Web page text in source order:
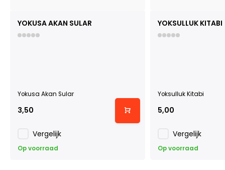
YOKUSA AKAN SULAR
Yokusa Akan Sular
3,50
Vergelijk
Op voorraad
YOKSULLUK KITABI
Yoksulluk Kitabi
5,00
Vergelijk
Op voorraad